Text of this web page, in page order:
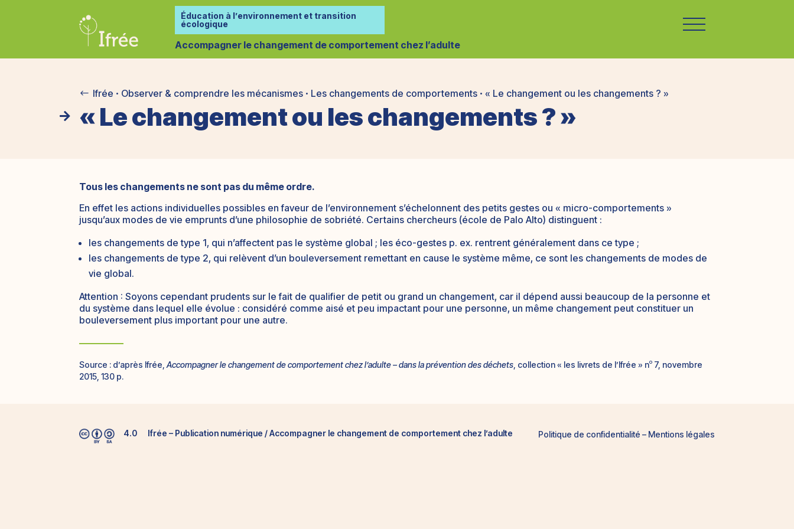
Éducation à l’environnement et transition
écologique
Accompagner le changement de comportement chez l’adulte
# Ifrée  Observer & comprendre les mécanismes  Les changements de comportements  « Le changement ou les changements ? »
 « Le changement ou les changements ? »
Tous les changements ne sont pas du même ordre.
En effet les actions individuelles possibles en faveur de l’environnement s’échelonnent des petits gestes ou « micro-comportements »
jusqu’aux modes de vie emprunts d’une philosophie de sobriété. Certains chercheurs (école de Palo Alto) distinguent :
les changements de type 1, qui n’affectent pas le système global ; les éco-gestes p. ex. rentrent généralement dans ce type ;
les changements de type 2, qui relèvent d’un bouleversement remettant en cause le système même, ce sont les changements de modes de
vie global.
Attention : Soyons cependant prudents sur le fait de qualifier de petit ou grand un changement, car il dépend aussi beaucoup de la personne et
du système dans lequel elle évolue : considéré comme aisé et peu impactant pour une personne, un même changement peut constituer un
bouleversement plus important pour une autre.
Source : d’après Ifrée,Accompagner le changement de comportement chez l’adulte – dans la prévention des déchets, collection « les livrets de l’Ifrée » no 7, novembre
2015, 130 p.
4.0 Ifrée – Publication numérique / Accompagner le changement de comportement chez l’adulte Politique de confidentialité – Mentions légales